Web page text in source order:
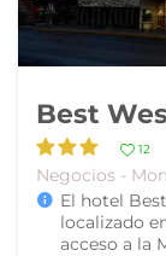
Best
12
Negocios -
El hotel
localizado
acceso a la